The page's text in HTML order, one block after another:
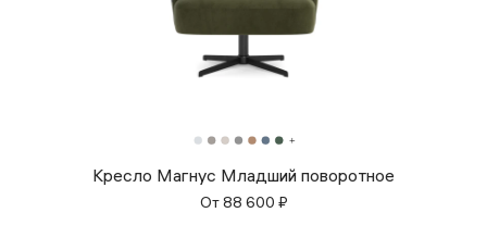
Кресло Магнус Младший поворотное
От88 600 ₽